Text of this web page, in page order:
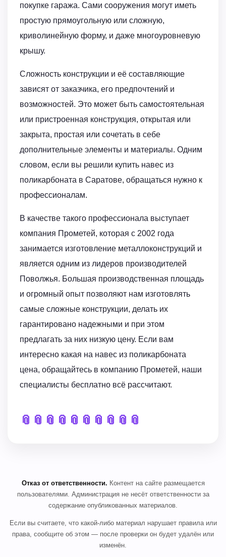
покупке гаража. Сами сооружения могут иметь
простую прямоугольную или сложную,
криволинейную форму, и даже многоуровневую
крышу.
Сложность конструкции и её составляющие
зависят от заказчика, его предпочтений и
возможностей. Это может быть самостоятельная
или пристроенная конструкция, открытая или
закрыта, простая или сочетать в себе
дополнительные элементы и материалы. Одним
словом, если вы решили купить навес из
поликарбоната в Саратове, обращаться нужно к
профессионалам.
В качестве такого профессионала выступает
компания Прометей, которая с 2002 года
занимается изготовление металлоконструкций и
является одним из лидеров производителей
Поволжья. Большая производственная площадь
и огромный опыт позволяют нам изготовлять
самые сложные конструкции, делать их
гарантировано надежными и при этом
предлагать за них низкую цену. Если вам
интересно какая на навес из поликарбоната
цена, обращайтесь в компанию Прометей, наши
специалисты бесплатно всё рассчитают.
📎 📎 📎 📎 📎 📎 📎 📎 📎 📎
Отказ от ответственности. Контент на сайте размещается
пользователями. Администрация не несёт ответственности за
содержание опубликованных материалов.
Если вы считаете, что какой-либо материал нарушает правила или
права, сообщите об этом — после проверки он будет удалён или
изменён.